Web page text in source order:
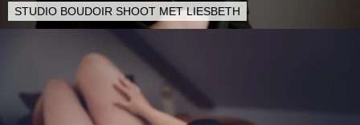
STUDIO BOUDOIR SHOOT MET LIESBETH